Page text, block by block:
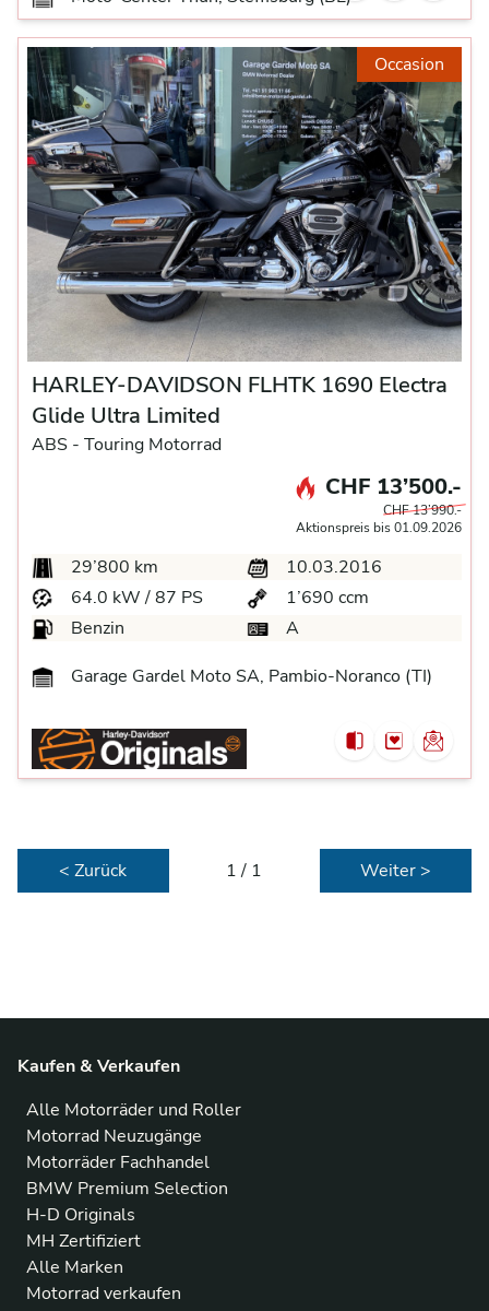
Occasion
HARLEY-DAVIDSON FLHTK 1690 Electra
Glide Ultra Limited
ABS - Touring Motorrad
CHF 13’500.-
CHF 13’990.-
Aktionspreis bis 01.09.2026
29’800 km
10.03.2016
64.0 kW / 87 PS
1’690 ccm
Benzin
A
Garage Gardel Moto SA, Pambio-Noranco (TI)
< Zurück 1 / 1 Weiter >
Kaufen & Verkaufen
Alle Motorräder und Roller
Motorrad Neuzugänge
Motorräder Fachhandel
BMW Premium Selection
H-D Originals
MH Zertifiziert
Alle Marken
Motorrad verkaufen